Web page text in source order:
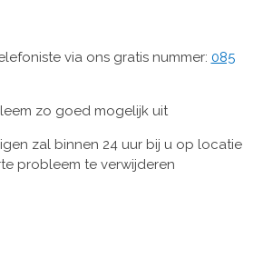
via ons gratis nummer: 085
zo goed mogelijk uit
zal binnen 24 uur bij u op locatie
probleem te verwijderen